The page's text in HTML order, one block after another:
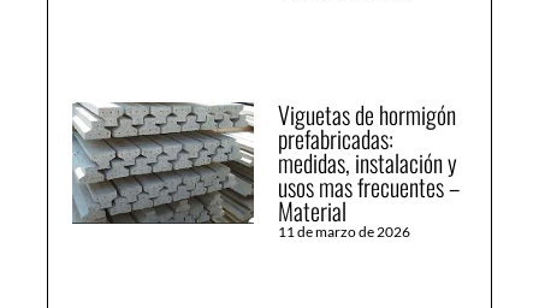
Viguetas de hormigón
prefabricadas:
medidas, instalación y
usos mas frecuentes –
Material
11 de marzo de 2026